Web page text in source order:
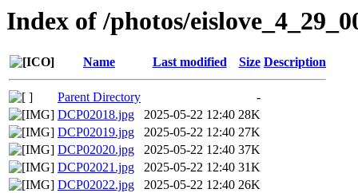
Index of /photos/
Name Last modified Size Description
Parent Directory
-
DCP02018.jpg
2025-05-22 12:40 28K
DCP02019.jpg
2025-05-22 12:40 27K
DCP02020.jpg
2025-05-22 12:40 37K
DCP02021.jpg
2025-05-22 12:40 31K
DCP02022.jpg
2025-05-22 12:40 26K